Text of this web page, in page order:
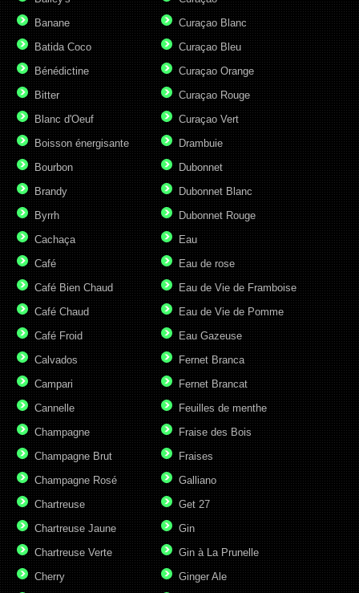
Banane
Batida Coco
Bénédictine
Bitter
Blanc d'Oeuf
Boisson énergisante
Bourbon
Brandy
Byrrh
Cachaça
Café
Café Bien Chaud
Café Chaud
Café Froid
Calvados
Campari
Cannelle
Champagne
Champagne Brut
Champagne Rosé
Chartreuse
Chartreuse Jaune
Chartreuse Verte
Cherry
Curaçao Blanc
Curaçao Bleu
Curaçao Orange
Curaçao Rouge
Curaçao Vert
Drambuie
Dubonnet
Dubonnet Blanc
Dubonnet Rouge
Eau
Eau de rose
Eau de Vie de Framboise
Eau de Vie de Pomme
Eau Gazeuse
Fernet Branca
Fernet Brancat
Feuilles de menthe
Fraise des Bois
Fraises
Galliano
Get 27
Gin
Gin à La Prunelle
Ginger Ale